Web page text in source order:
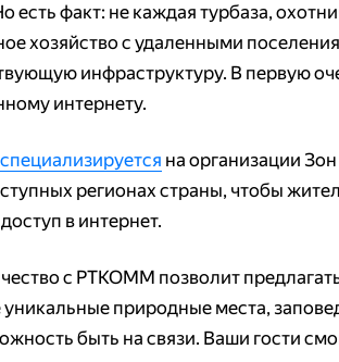
есть факт: не каждая турбаза,
хозяйство с удаленными
инфраструктуру. В первую
интернету.
на организации
регионах страны, чтобы
в интернет.
с РТКОММ позволит
природные места,
быть на связи. Ваши гости